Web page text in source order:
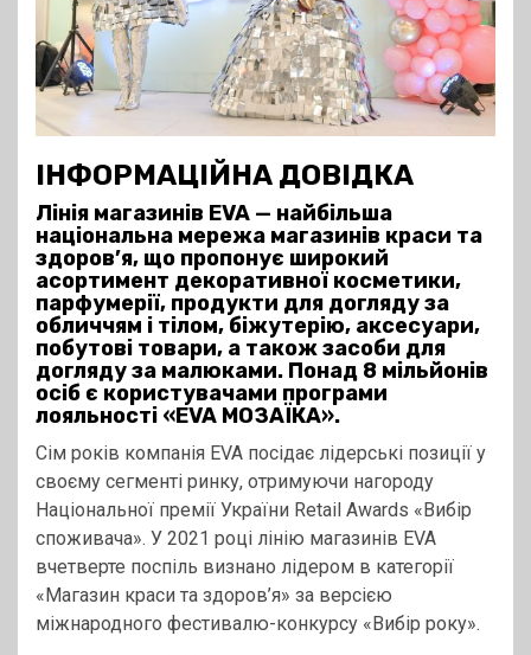
ІНФОРМАЦІЙНА ДОВІДКА
Лінія магазинів EVA — найбільша
національна мережа магазинів краси та
здоров’я, що пропонує широкий
асортимент декоративної косметики,
парфумерії, продукти для догляду за
обличчям і тілом, біжутерію, аксесуари,
побутові товари, а також засоби для
догляду за малюками. Понад 8 мільйонів
осіб є користувачами програми
лояльності «EVA МОЗАЇКА».
Сім років компанія EVA посідає лідерські позиції у
своєму сегменті ринку, отримуючи нагороду
Національної премії України Retail Awards «Вибір
споживача». У 2021 році лінію магазинів EVA
вчетверте поспіль визнано лідером в категорії
«Магазин краси та здоров’я» за версією
міжнародного фестивалю-конкурсу «Вибір року».